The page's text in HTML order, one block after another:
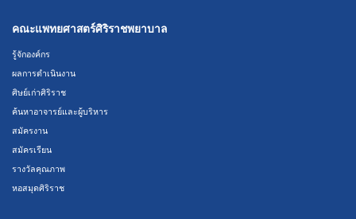
คณะแพทยศาสตร์ศิริราชพยาบาล
รู้จักองค์กร
ผลการดำเนินงาน
ศิษย์เก่าศิริราช
ค้นหาอาจารย์และผู้บริหาร
สมัครงาน
สมัครเรียน
รางวัลคุณภาพ
หอสมุดศิริราช